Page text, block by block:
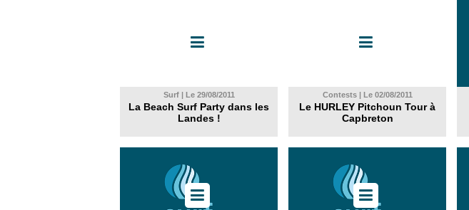
Surf | Le 29/08/2011
La Beach Surf Party dans les
Landes !
Contests | Le 02/08/2011
Le HURLEY Pitchoun Tour à
Capbreton